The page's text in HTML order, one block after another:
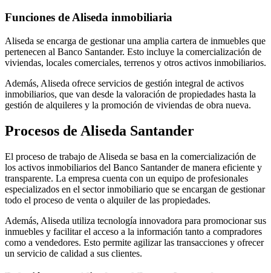
Funciones de Aliseda inmobiliaria
Aliseda se encarga de gestionar una amplia cartera de inmuebles que
pertenecen al Banco Santander. Esto incluye la comercialización de
viviendas, locales comerciales, terrenos y otros activos inmobiliarios.
Además, Aliseda ofrece servicios de gestión integral de activos
inmobiliarios, que van desde la valoración de propiedades hasta la
gestión de alquileres y la promoción de viviendas de obra nueva.
Procesos de Aliseda Santander
El proceso de trabajo de Aliseda se basa en la comercialización de
los activos inmobiliarios del Banco Santander de manera eficiente y
transparente. La empresa cuenta con un equipo de profesionales
especializados en el sector inmobiliario que se encargan de gestionar
todo el proceso de venta o alquiler de las propiedades.
Además, Aliseda utiliza tecnología innovadora para promocionar sus
inmuebles y facilitar el acceso a la información tanto a compradores
como a vendedores. Esto permite agilizar las transacciones y ofrecer
un servicio de calidad a sus clientes.